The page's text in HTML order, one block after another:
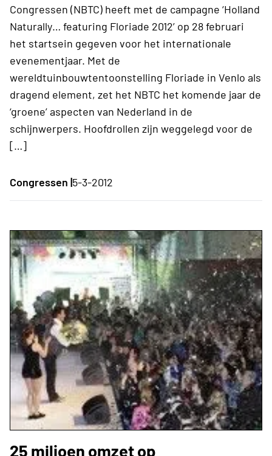
Congressen (NBTC) heeft met de campagne ‘Holland
Naturally… featuring Floriade 2012’ op 28 februari
het startsein gegeven voor het internationale
evenementjaar. Met de
wereldtuinbouwtentoonstelling Floriade in Venlo als
dragend element, zet het NBTC het komende jaar de
‘groene’ aspecten van Nederland in de
schijnwerpers. Hoofdrollen zijn weggelegd voor de
[…]
Congressen |5-3-2012
25 miljoen omzet op